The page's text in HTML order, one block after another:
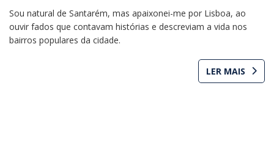
Sou natural de Santarém, mas apaixonei-me por Lisboa, ao
ouvir fados que contavam histórias e descreviam a vida nos
bairros populares da cidade.
LER MAIS